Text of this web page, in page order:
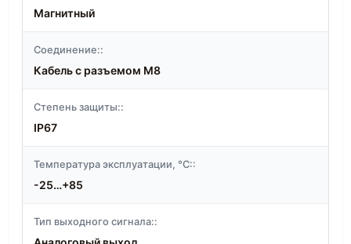
Магнитный
Соединение::
Кабель с разъемом M8
Степень защиты::
IP67
Температура эксплуатации, °C::
-25…+85
Тип выходного сигнала::